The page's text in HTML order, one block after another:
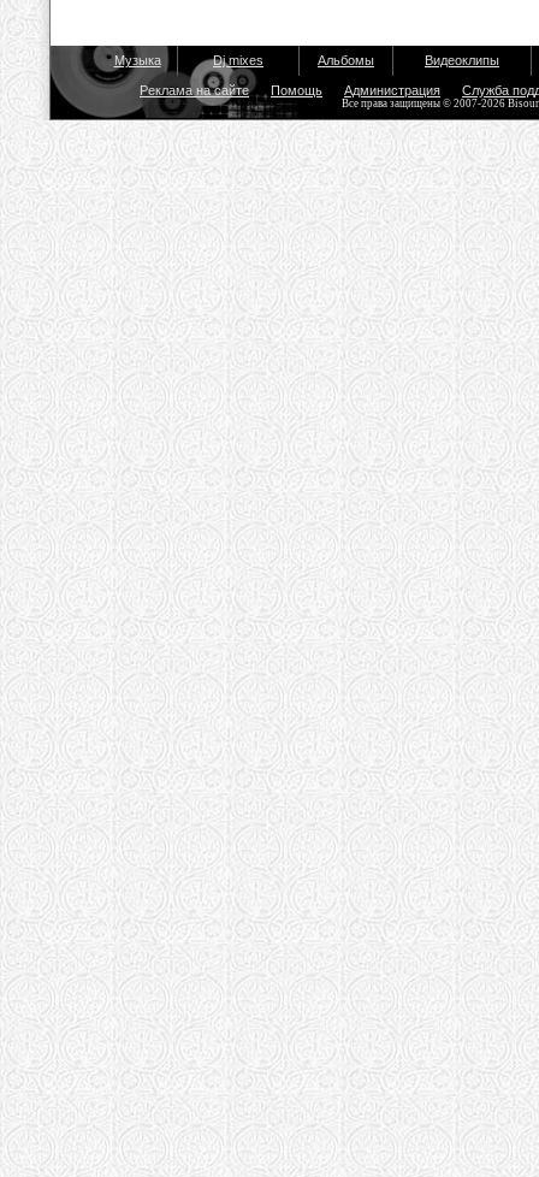
Музыка Dj mixes Альбомы Видеоклипы
Реклама на сайте Помощь Администрация Служба
Все права защищены © 2007-2026